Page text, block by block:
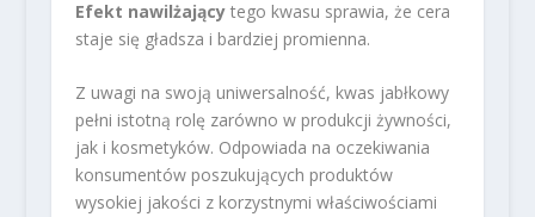
Efekt nawilżającytego kwasu sprawia, że cera
staje się gładsza i bardziej promienna.
Z uwagi na swoją uniwersalność, kwas jabłkowy
pełni istotną rolę zarówno w produkcji żywności,
jak i kosmetyków. Odpowiada na oczekiwania
konsumentów poszukujących produktów
wysokiej jakości z korzystnymi właściwościami